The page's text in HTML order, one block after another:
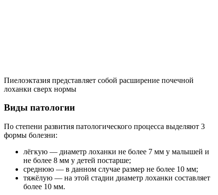
Пиелоэктазия представляет собой расширение почечной
лоханки сверх нормы
Виды патологии
По степени развития патологического процесса выделяют 3
формы болезни:
лёгкую — диаметр лоханки не более 7 мм у малышей и
не более 8 мм у детей постарше;
среднюю — в данном случае размер не более 10 мм;
тяжёлую — на этой стадии диаметр лоханки составляет
более 10 мм.